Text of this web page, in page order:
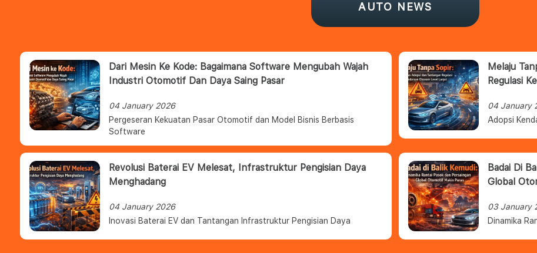
AUTO NEWS
Dari Mesin Ke Kode: Bagaimana Software Mengubah Wajah
Industri Otomotif Dan Daya Saing Pasar
04 January 2026
Pergeseran Kekuatan Pasar Otomotif dan Model Bisnis Berbasis
Software
Melaju
Regulasi
04 January
Adopsi
Revolusi Baterai EV Melesat, Infrastruktur Pengisian Daya
Menghadang
04 January 2026
Inovasi Baterai EV dan Tantangan Infrastruktur Pengisian Daya
Badai Di
Global
03 January
Dinamika